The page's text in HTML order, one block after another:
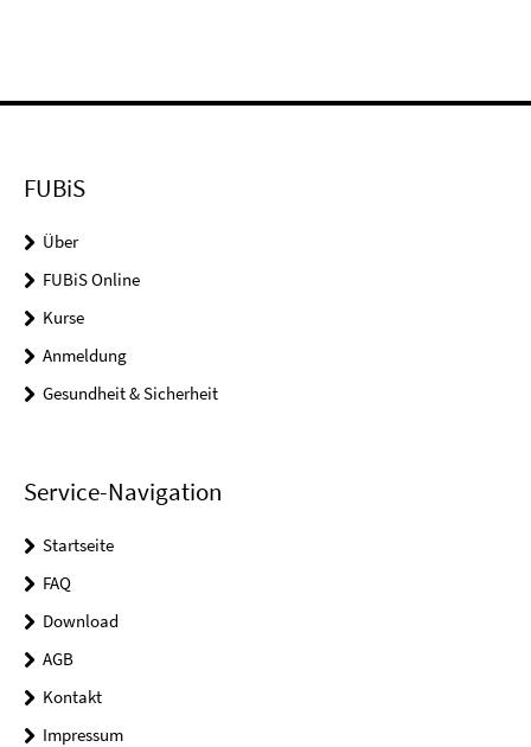
FUBiS
Über
FUBiS Online
Kurse
Anmeldung
Gesundheit & Sicherheit
Service-Navigation
Startseite
FAQ
Download
AGB
Kontakt
Impressum